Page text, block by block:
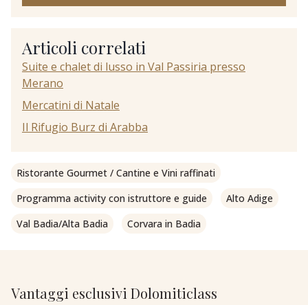
Articoli correlati
Suite e chalet di lusso in Val Passiria presso
Merano
Mercatini di Natale
Il Rifugio Burz di Arabba
Ristorante Gourmet / Cantine e Vini raffinati
Programma activity con istruttore e guide
Alto Adige
Val Badia/Alta Badia
Corvara in Badia
Vantaggi esclusivi Dolomiticlass